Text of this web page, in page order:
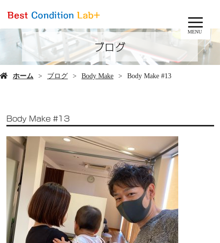
MENU
ブログ
ホーム ブログ Body Make Body Make #13
Body Make #13